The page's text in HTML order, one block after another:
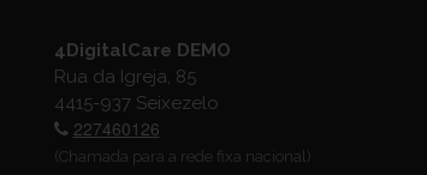
4DigitalCare DEMO
Rua da Igreja, 85
4415-937 Seixezelo
227460126
(Chamada para a rede fixa nacional)